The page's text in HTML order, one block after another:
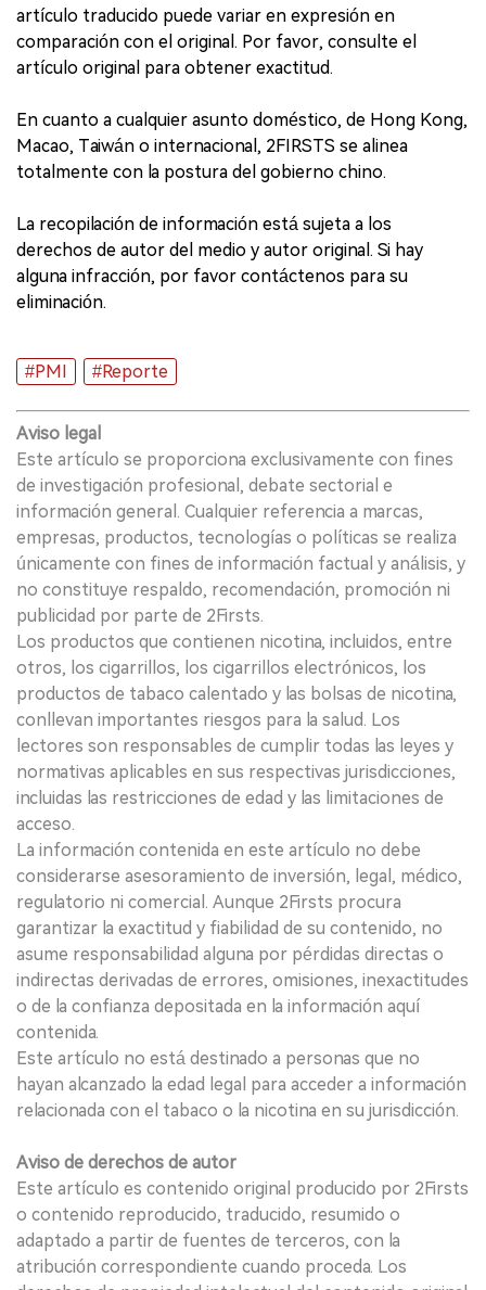
artículo traducido puede variar en expresión en
comparación con el original. Por favor, consulte el
artículo original para obtener exactitud.
En cuanto a cualquier asunto doméstico, de Hong Kong,
Macao, Taiwán o internacional, 2FIRSTS se alinea
totalmente con la postura del gobierno chino.
La recopilación de información está sujeta a los
derechos de autor del medio y autor original. Si hay
alguna infracción, por favor contáctenos para su
eliminación.
#PMI #Reporte
Aviso legal
Este artículo se proporciona exclusivamente con fines
de investigación profesional, debate sectorial e
información general. Cualquier referencia a marcas,
empresas, productos, tecnologías o políticas se realiza
únicamente con fines de información factual y análisis, y
no constituye respaldo, recomendación, promoción ni
publicidad por parte de 2Firsts.
Los productos que contienen nicotina, incluidos, entre
otros, los cigarrillos, los cigarrillos electrónicos, los
productos de tabaco calentado y las bolsas de nicotina,
conllevan importantes riesgos para la salud. Los
lectores son responsables de cumplir todas las leyes y
normativas aplicables en sus respectivas jurisdicciones,
incluidas las restricciones de edad y las limitaciones de
acceso.
La información contenida en este artículo no debe
considerarse asesoramiento de inversión, legal, médico,
regulatorio ni comercial. Aunque 2Firsts procura
garantizar la exactitud y fiabilidad de su contenido, no
asume responsabilidad alguna por pérdidas directas o
indirectas derivadas de errores, omisiones, inexactitudes
o de la confianza depositada en la información aquí
contenida.
Este artículo no está destinado a personas que no
hayan alcanzado la edad legal para acceder a información
relacionada con el tabaco o la nicotina en su jurisdicción.
Aviso de derechos de autor
Este artículo es contenido original producido por 2Firsts
o contenido reproducido, traducido, resumido o
adaptado a partir de fuentes de terceros, con la
atribución correspondiente cuando proceda. Los